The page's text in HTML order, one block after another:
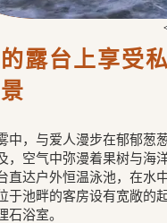
露台上享受
中，与爱人漫步在郁郁葱
，空气中弥漫着果树与海
直达户外恒温泳池，在水
于池畔的客房设有宽敞的
浴室。